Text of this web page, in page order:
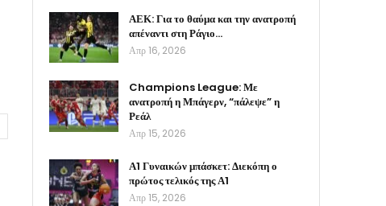
ΑΕΚ: Για το θαύμα και την ανατροπή
απέναντι στη Ράγιο…
Απρ 16, 2026
Champions League: Με
ανατροπή η Μπάγερν, “πάλεψε” η
Ρεάλ
Απρ 15, 2026
Α1 Γυναικών μπάσκετ: Διεκόπη ο
πρώτος τελικός της Α1
Απρ 15, 2026